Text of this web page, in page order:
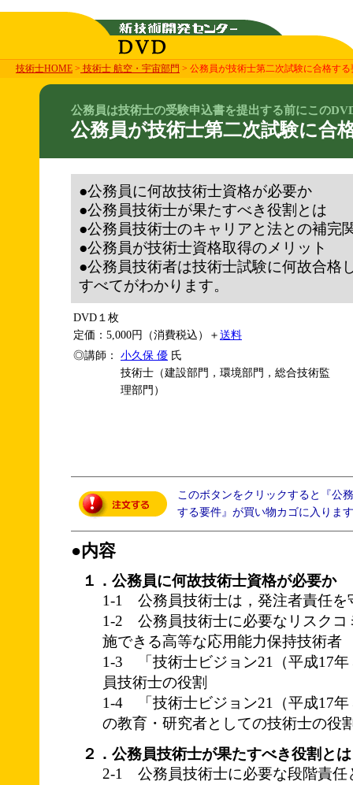
技術士HOME > 技術士 航空・宇宙部門 > 公務員が技術士第二次試験に合格する
公務員は技術士の受験申込書を提出する前にこの
公務員が技術士第二次試験に合
●公務員に何故技術士資格が必要か
●公務員技術士が果たすべき役割とは
●公務員技術士のキャリアと法との補完
●公務員が技術士資格取得のメリット
●公務員技術者は技術士試験に何故合格
すべてがわかります。
DVD１枚
定価：5,000円（消費税込）＋ 送料
◎講師：
小久保 優 氏
技術士（建設部門，環境部門，総合技術監
理部門）
このボタンをクリックすると『公
する要件』が買い物カゴに入りま
●内容
１．公務員に何故技術士資格が必要か
1-1 公務員技術士は，発注者責任を
1-2 公務員技術士に必要なリスクコ
施できる高等な応用能力保持技術者
1-3 「技術士ビジョン21（平成17年
員技術士の役割
1-4 「技術士ビジョン21（平成17年
の教育・研究者としての技術士の役
２．公務員技術士が果たすべき役割とは
2-1 公務員技術士に必要な段階責任